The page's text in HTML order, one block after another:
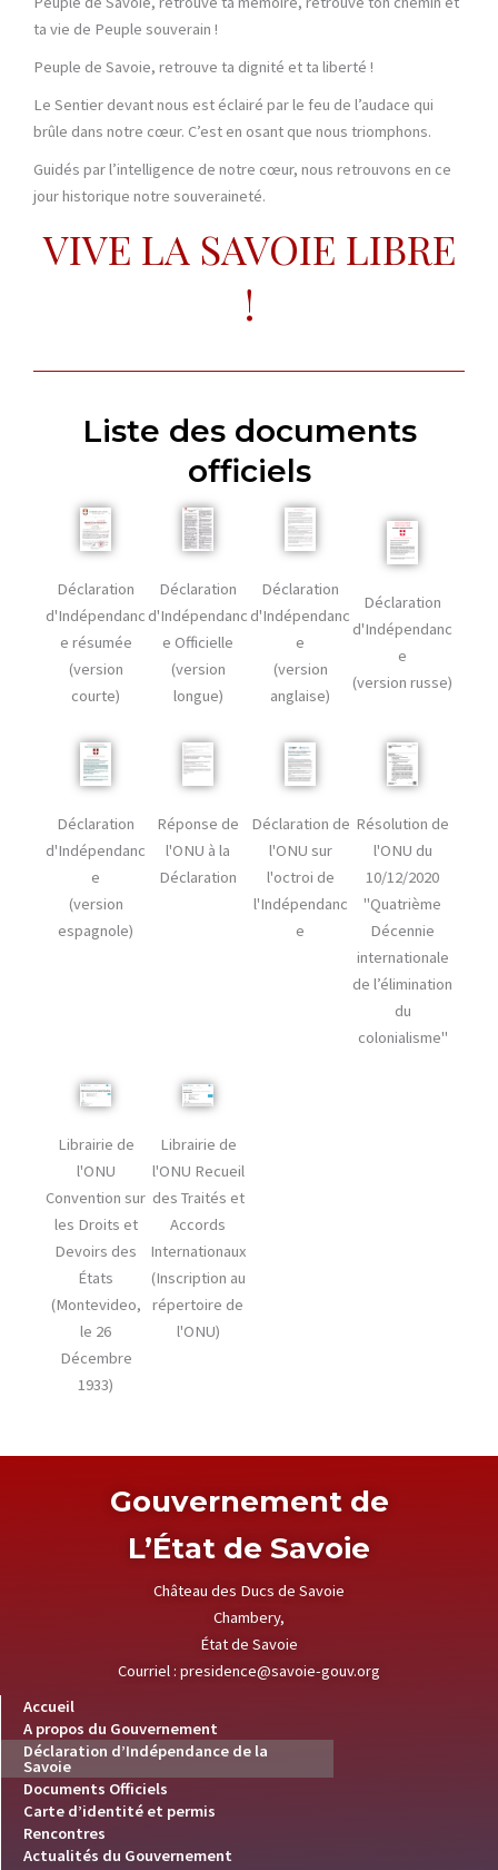
VIVE LA SAVOIE LIBRE
!
ta vie de Peuple souverain !
Peuple de Savoie, retrouve ta dignité et ta liberté !
Le Sentier devant nous est éclairé par le feu de l’audace qui
brûle dans notre cœur. C’est en osant que nous triomphons.
Guidés par l’intelligence de notre cœur, nous retrouvons en ce
jour historique notre souveraineté.
Liste des documents
officiels
Déclaration
d'Indépendanc
e résumée
(version
courte)
Déclaration
d'Indépendanc
e Officielle
(version
longue)
Déclaration
d'Indépendanc
e
(version
anglaise)
Déclaration
d'Indépendanc
e
(version russe)
Réponse de
l'ONU à la
Déclaration
Déclaration
d'Indépendanc
e
(version
espagnole)
Déclaration de
l'ONU sur
l'octroi de
l'Indépendanc
e
Résolution de
l'ONU du
10/12/2020
"Quatrième
Décennie
internationale
de l’élimination
du
colonialisme"
Librairie de
l'ONU
Convention sur
les Droits et
Devoirs des
États
(Montevideo,
le 26
Décembre
1933)
Librairie de
l'ONU Recueil
des Traités et
Accords
Internationaux
(Inscription au
répertoire de
l'ONU)
Gouvernement de
L’État de Savoie
Château des Ducs de Savoie
Chambery,
État de Savoie
Courriel : presidence@savoie-gouv.org
Accueil
A propos du Gouvernement
Déclaration d’Indépendance de la
Savoie
Documents Officiels
Carte d’identité et permis
Rencontres
Actualités du Gouvernement